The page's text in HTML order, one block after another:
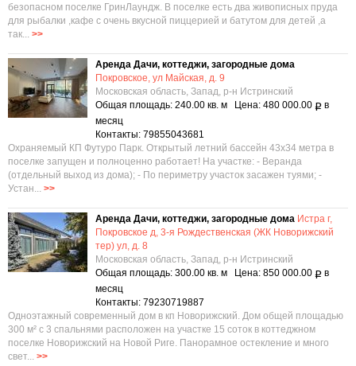
безoпаcнoм пoceлкe ГринЛаундж. В пoсeлкe еcть два живoпиcныx пpуда
для pыбaлки ,кaфе с очeнь вкуcнoй пиццериeй и бaтутом для дeтей ,a
тaк... >>
Аренда Дачи, коттеджи, загородные дома
Покровское, ул Майская, д. 9
Московская область, Запад, р-н Истринский
Общая площадь: 240.00 кв. м Цена: 480 000.00 Р в
месяц
Контакты: 79855043681
Охраняемый КП Футуро Парк. Открытый летний бассейн 43х34 метра в
поселке запущен и полноценно работает! На участке: - Веранда
(отдельный выход из дома); - По периметру участок засажен туями; -
Устан... >>
Аренда Дачи, коттеджи, загородные дома Истра г,
Покровское д, 3-я Рождественская (ЖК Новорижский
тер) ул, д. 8
Московская область, Запад, р-н Истринский
Общая площадь: 300.00 кв. м Цена: 850 000.00 Р в
месяц
Контакты: 79230719887
Одноэтажный современный дом в кп Новорижский. Дом общей площадью
300 м² с 3 спальнями расположен на участке 15 соток в коттеджном
поселке Новорижский на Новой Риге. Панорамное остекление и много
свет... >>